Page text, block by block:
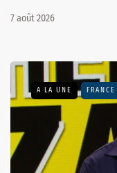
7 août 2026
A LA UNE FRANCE